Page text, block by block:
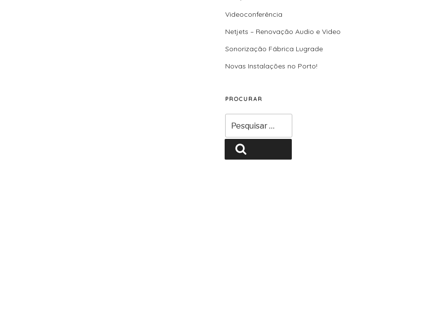
Videoconferência
Netjets – Renovação Audio e Video
Sonorização Fábrica Lugrade
Novas Instalações no Porto!
PROCURAR
por: